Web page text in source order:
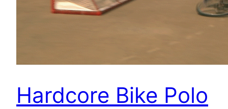
Hardcore Bike Polo